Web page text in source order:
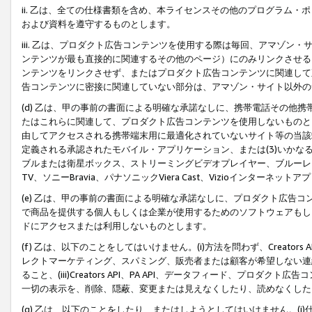
ii. 乙は、全ての仕様書類を含め、本ライセンスその他のプログラム・
および資料を遵守するものとします。
iii. 乙は、プロダクト広告コンテンツを使用する際は毎回、アマゾン
ンテンツが最も直接的に関連するその他のページ）にのみリンクさせ
ンテンツをリンクさせず、またはプロダクト広告コンテンツに関連し
告コンテンツに密接に関連していない部分は、アマゾン・サイト以外
(d) 乙は、甲の事前の書面による明確な承諾なしに、携帯電話その他
たはこれらに関連して、プロダクト広告コンテンツを使用しないもの
由してアクセスされる携帯端末用に最適化されていないサイト等の当
定義される承認されたモバイル・アプリケーション、または(3)いか
ブルまたは衛星ボックス、ストリーミングビデオプレイヤー、ブルー
TV、ソニーBravia、パナソニックViera Cast、Vizioインターネットア
(e) 乙は、甲の事前の書面による明確な承諾なしに、プロダクト広告
で商品を提供する個人もしくは企業が使用するためのソフトウェアも
ドにアクセスまたは利用しないものとします。
(f) 乙は、以下のことをしてはいけません。(i)方法を問わず、Creators
レクトマーケティング、スパミング、販売者または顧客が希望しない
ること、(iii)Creators API、PA API、データフィード、プロダクト広告
一切の表示を、削除、隠蔽、変更または見えなくしたり、読めなくし
(g) 乙は、以下のことをしたり、またはしようとしてはいけません。